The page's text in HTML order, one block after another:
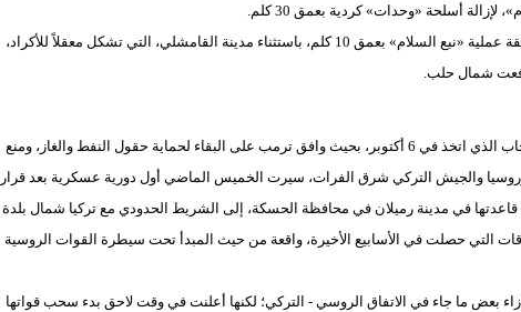
أسلحة «وحدات» كردية بعمق 30 كلم.
بعدها، بدأت دوريات روسية - تركية العمل في غرب وشرق منطقة عملية «نبع السلام» بعمق 10 كلم، باستثناء مدينة القامشلي، التي تشكل معقلاً للأكراد،
رفعت شمال حلب.
بعد ضغوط داخلية وخارجية، عدلت إدارة ترمب عن قرار الانسحاب الذي اتخذ في 6 أكتوبر، بحيث وافق ترمب على البقاء لحماية حقول النفط والغاز، ومنع
والجيش التركي شرق الفرات، سيرت الخميس الماضي أول دورية عسكرية بعد قرار
في مدينة رميلان في محافظة الحسكة، إلى الشريط الحدودي مع تركيا شمال بلدة
التي حصلت في الأسابيع الأخيرة، واقعة من حيث المبدأ تحت سيطرة القوات الروسية
بعض ما جاء في الاتفاق الروسي - التركي؛ لكنها أعلنت في وقت لاحق بدء سحب قواتها